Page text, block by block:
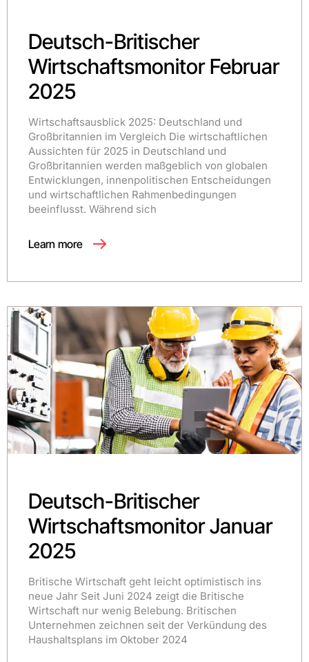
Deutsch-Britischer
Wirtschaftsmonitor Februar
2025
Wirtschaftsausblick 2025: Deutschland und
Großbritannien im Vergleich Die wirtschaftlichen
Aussichten für 2025 in Deutschland und
Großbritannien werden maßgeblich von globalen
Entwicklungen, innenpolitischen Entscheidungen
und wirtschaftlichen Rahmenbedingungen
beeinflusst. Während sich
Learn more
Deutsch-Britischer
Wirtschaftsmonitor Januar
2025
Britische Wirtschaft geht leicht optimistisch ins
neue Jahr Seit Juni 2024 zeigt die Britische
Wirtschaft nur wenig Belebung. Britischen
Unternehmen zeichnen seit der Verkündung des
Haushaltsplans im Oktober 2024